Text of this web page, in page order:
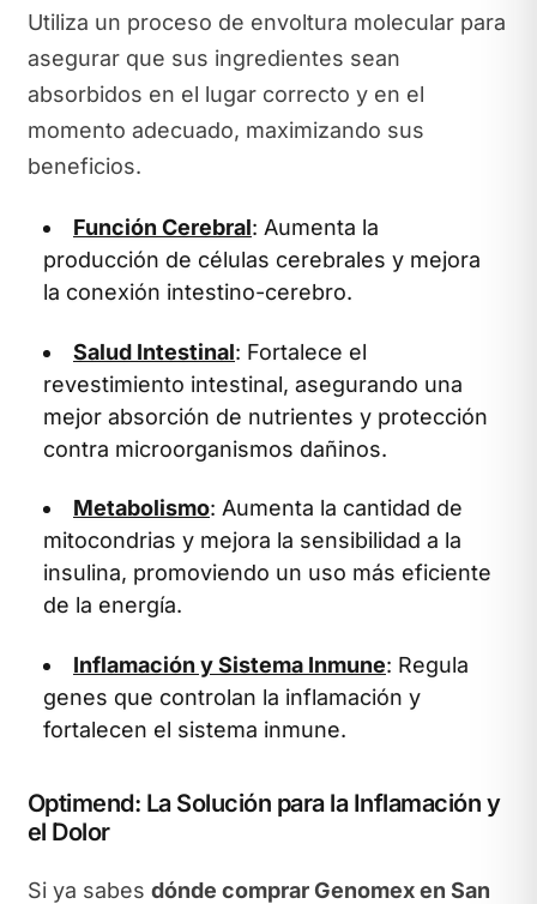
Utiliza un proceso de envoltura molecular para
asegurar que sus ingredientes sean
absorbidos en el lugar correcto y en el
momento adecuado, maximizando sus
beneficios.
Función Cerebral: Aumenta la
producción de células cerebrales y mejora
la conexión intestino-cerebro.
Salud Intestinal: Fortalece el
revestimiento intestinal, asegurando una
mejor absorción de nutrientes y protección
contra microorganismos dañinos.
Metabolismo: Aumenta la cantidad de
mitocondrias y mejora la sensibilidad a la
insulina, promoviendo un uso más eficiente
de la energía.
Inflamación y Sistema Inmune: Regula
genes que controlan la inflamación y
fortalecen el sistema inmune.
Optimend: La Solución para la Inflamación y
el Dolor
Si ya sabes dónde comprar Genomex en San